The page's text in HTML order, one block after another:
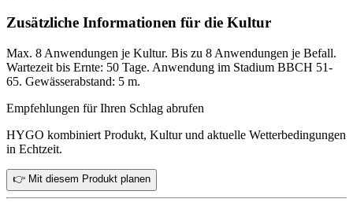
Zusätzliche Informationen für die Kultur
Max. 8 Anwendungen je Kultur. Bis zu 8 Anwendungen je Befall.
Wartezeit bis Ernte: 50 Tage. Anwendung im Stadium BBCH 51-
65. Gewässerabstand: 5 m.
Empfehlungen für Ihren Schlag abrufen
HYGO kombiniert Produkt, Kultur und aktuelle Wetterbedingungen
in Echtzeit.
👉 Mit diesem Produkt planen